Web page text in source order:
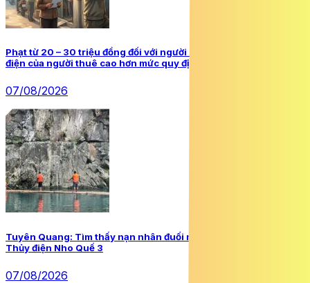
Phạt từ 20 – 30 triệu đồng đối với người cho thuê nhà thu tiền
điện của người thuê cao hơn mức quy định
07/08/2026
Tuyên Quang: Tìm thấy nạn nhân đuối nước còn lại tại chân
Thủy điện Nho Quế 3
07/08/2026